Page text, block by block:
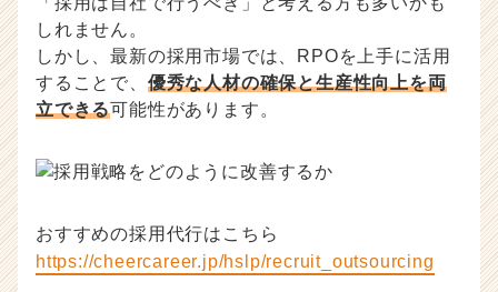
e
r
C
e
r）
しれません。
しかし、最新の採用市場では、RPOを上手に活用
することで、 優秀な人材の確保と生産性向上を両
立できる可能性があります。
おすすめの採用代行はこちら
https://cheercareer.jp/hslp/recruit_outsourcing